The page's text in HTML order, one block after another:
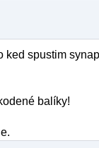
ked spustim
balíky!